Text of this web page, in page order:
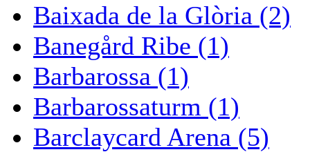
Baixada de la Glòria (2)
Banegård Ribe (1)
Barbarossa (1)
Barbarossaturm (1)
Barclaycard Arena (5)